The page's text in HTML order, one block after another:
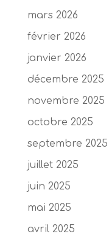
mars 2026
février 2026
janvier 2026
décembre 2025
novembre 2025
octobre 2025
septembre 2025
juillet 2025
juin 2025
mai 2025
avril 2025